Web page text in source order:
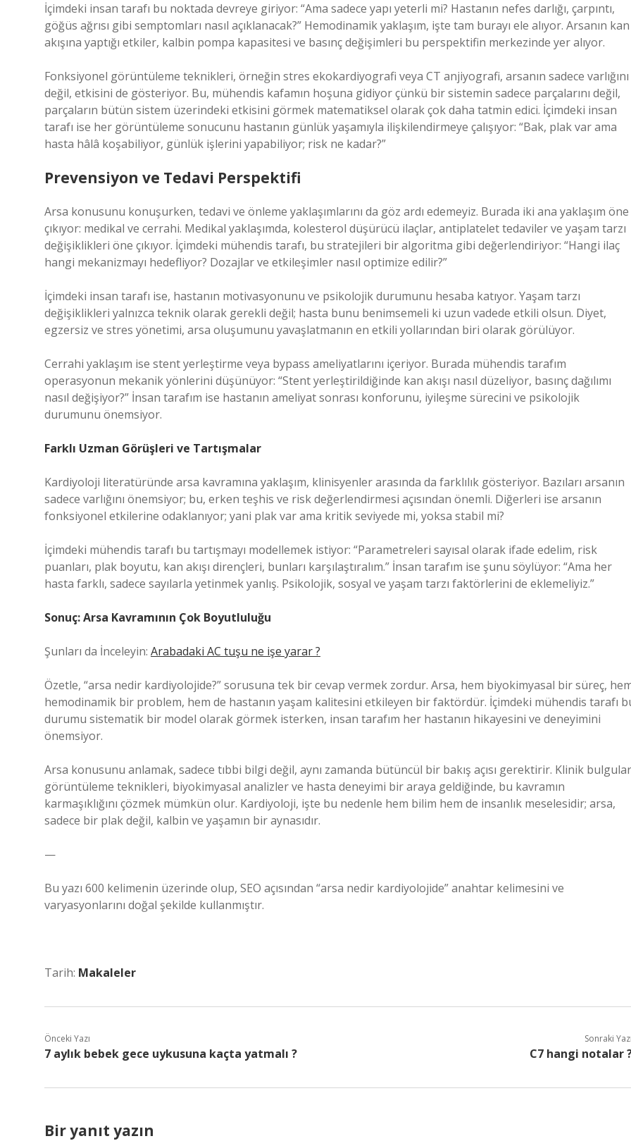
İçimdeki insan tarafı bu noktada devreye giriyor: “Ama sadece yapı yeterli mi? Hastanın nefes darlığı, çarpıntı,
göğüs ağrısı gibi semptomları nasıl açıklanacak?” Hemodinamik yaklaşım, işte tam burayı ele alıyor. Arsanın kan
akışına yaptığı etkiler, kalbin pompa kapasitesi ve basınç değişimleri bu perspektifin merkezinde yer alıyor.
Fonksiyonel görüntüleme teknikleri, örneğin stres ekokardiyografi veya CT anjiyografi, arsanın sadece varlığını
değil, etkisini de gösteriyor. Bu, mühendis kafamın hoşuna gidiyor çünkü bir sistemin sadece parçalarını değil,
parçaların bütün sistem üzerindeki etkisini görmek matematiksel olarak çok daha tatmin edici. İçimdeki insan
tarafı ise her görüntüleme sonucunu hastanın günlük yaşamıyla ilişkilendirmeye çalışıyor: “Bak, plak var ama
hasta hâlâ koşabiliyor, günlük işlerini yapabiliyor; risk ne kadar?”
Prevensiyon ve Tedavi Perspektifi
Arsa konusunu konuşurken, tedavi ve önleme yaklaşımlarını da göz ardı edemeyiz. Burada iki ana yaklaşım öne
çıkıyor: medikal ve cerrahi. Medikal yaklaşımda, kolesterol düşürücü ilaçlar, antiplatelet tedaviler ve yaşam tarzı
değişiklikleri öne çıkıyor. İçimdeki mühendis tarafı, bu stratejileri bir algoritma gibi değerlendiriyor: “Hangi ilaç
hangi mekanizmayı hedefliyor? Dozajlar ve etkileşimler nasıl optimize edilir?”
İçimdeki insan tarafı ise, hastanın motivasyonunu ve psikolojik durumunu hesaba katıyor. Yaşam tarzı
değişiklikleri yalnızca teknik olarak gerekli değil; hasta bunu benimsemeli ki uzun vadede etkili olsun. Diyet,
egzersiz ve stres yönetimi, arsa oluşumunu yavaşlatmanın en etkili yollarından biri olarak görülüyor.
Cerrahi yaklaşım ise stent yerleştirme veya bypass ameliyatlarını içeriyor. Burada mühendis tarafım
operasyonun mekanik yönlerini düşünüyor: “Stent yerleştirildiğinde kan akışı nasıl düzeliyor, basınç dağılımı
nasıl değişiyor?” İnsan tarafım ise hastanın ameliyat sonrası konforunu, iyileşme sürecini ve psikolojik
durumunu önemsiyor.
Farklı Uzman Görüşleri ve Tartışmalar
Kardiyoloji literatüründe arsa kavramına yaklaşım, klinisyenler arasında da farklılık gösteriyor. Bazıları arsanın
sadece varlığını önemsiyor; bu, erken teşhis ve risk değerlendirmesi açısından önemli. Diğerleri ise arsanın
fonksiyonel etkilerine odaklanıyor; yani plak var ama kritik seviyede mi, yoksa stabil mi?
İçimdeki mühendis tarafı bu tartışmayı modellemek istiyor: “Parametreleri sayısal olarak ifade edelim, risk
puanları, plak boyutu, kan akışı dirençleri, bunları karşılaştıralım.” İnsan tarafım ise şunu söylüyor: “Ama her
hasta farklı, sadece sayılarla yetinmek yanlış. Psikolojik, sosyal ve yaşam tarzı faktörlerini de eklemeliyiz.”
Sonuç: Arsa Kavramının Çok Boyutluluğu
Şunları da İnceleyin: Arabadaki AC tuşu ne işe yarar ?
Özetle, “arsa nedir kardiyolojide?” sorusuna tek bir cevap vermek zordur. Arsa, hem biyokimyasal bir süreç,
hemodinamik bir problem, hem de hastanın yaşam kalitesini etkileyen bir faktördür. İçimdeki mühendis tarafı
durumu sistematik bir model olarak görmek isterken, insan tarafım her hastanın hikayesini ve deneyimini
önemsiyor.
Arsa konusunu anlamak, sadece tıbbi bilgi değil, aynı zamanda bütüncül bir bakış açısı gerektirir. Klinik
görüntüleme teknikleri, biyokimyasal analizler ve hasta deneyimi bir araya geldiğinde, bu kavramın
karmaşıklığını çözmek mümkün olur. Kardiyoloji, işte bu nedenle hem bilim hem de insanlık meselesidir; arsa,
sadece bir plak değil, kalbin ve yaşamın bir aynasıdır.
—
Bu yazı 600 kelimenin üzerinde olup, SEO açısından “arsa nedir kardiyolojide” anahtar kelimesini ve
varyasyonlarını doğal şekilde kullanmıştır.
Tarih: Makaleler
Önceki Yazı
7 aylık bebek gece uykusuna kaçta yatmalı ?
Sonraki Yazı
C7 hangi notalar
Bir yanıt yazın